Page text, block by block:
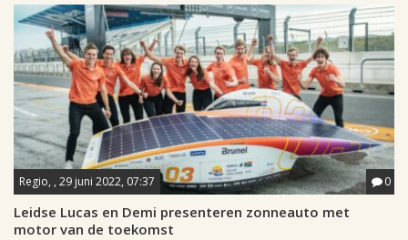
Regio, , 29 juni 2022, 07:37 0
Leidse Lucas en Demi presenteren zonneauto met
motor van de toekomst